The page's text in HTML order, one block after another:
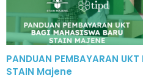
PANDUAN PEMBAYARAN
STAIN Majene